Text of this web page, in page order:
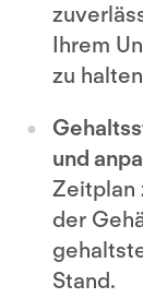
Ihrem
zu
und
Zeitplan
der
Stand.